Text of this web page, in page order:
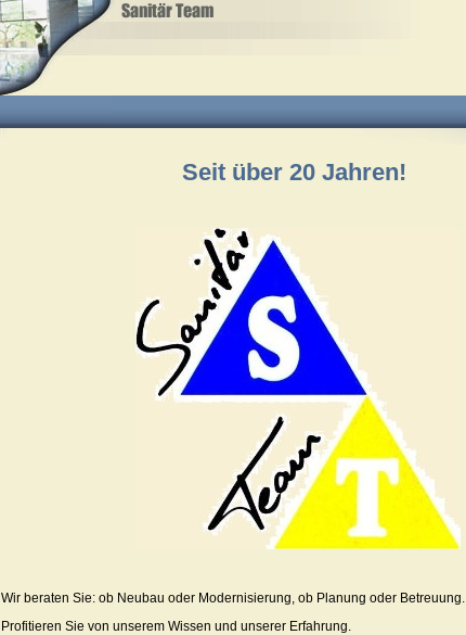
Seit über 20 Jahren!
Wir beraten Sie: ob Neubau oder Modernisierung, ob Planung oder Betreuung.
Profitieren Sie von unserem Wissen und unserer Erfahrung.